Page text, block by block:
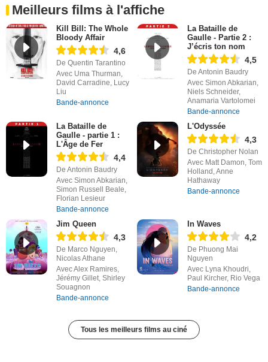
Meilleurs films à l'affiche
Kill Bill: The Whole
Bloody Affair
4,6
De Quentin Tarantino
Avec Uma Thurman,
David Carradine, Lucy
Liu
Bande-annonce
La Bataille de
Gaulle - Partie 2 :
J’écris ton nom
4,5
De Antonin Baudry
Avec Simon Abkarian,
Niels Schneider,
Anamaria Vartolomei
Bande-annonce
La Bataille de
Gaulle - partie 1 :
L'Âge de Fer
4,4
De Antonin Baudry
Avec Simon Abkarian,
Simon Russell Beale,
Florian Lesieur
Bande-annonce
L'Odyssée
4,3
De Christopher Nolan
Avec Matt Damon, Tom
Holland, Anne
Hathaway
Bande-annonce
Jim Queen
4,3
De Marco Nguyen,
Nicolas Athane
Avec Alex Ramires,
Jérémy Gillet, Shirley
Souagnon
Bande-annonce
In Waves
4,2
De Phuong Mai
Nguyen
Avec Lyna Khoudri,
Paul Kircher, Rio Vega
Bande-annonce
Tous les meilleurs films au ciné